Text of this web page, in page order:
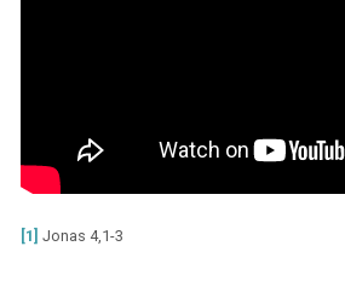
[1] Jonas 4,1-3